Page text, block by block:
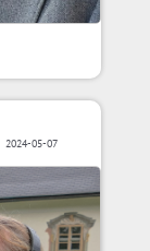
2024-05-07